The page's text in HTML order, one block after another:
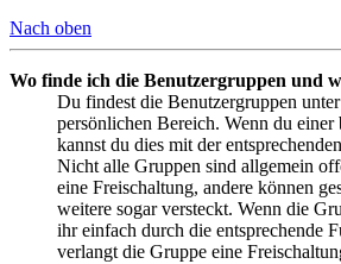
Nach oben
Wo finde ich die Benutzergruppen und
Du findest die Benutzergruppen
persönlichen Bereich. Wenn du einer
kannst du dies mit der
Nicht alle Gruppen sind allgemein
eine Freischaltung, andere können
weitere sogar versteckt. Wenn die
ihr einfach durch die entsprechende
verlangt die Gruppe eine